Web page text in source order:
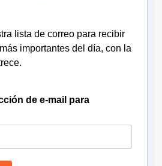
lista de correo para recibir
importantes del día, con la
de e-mail para